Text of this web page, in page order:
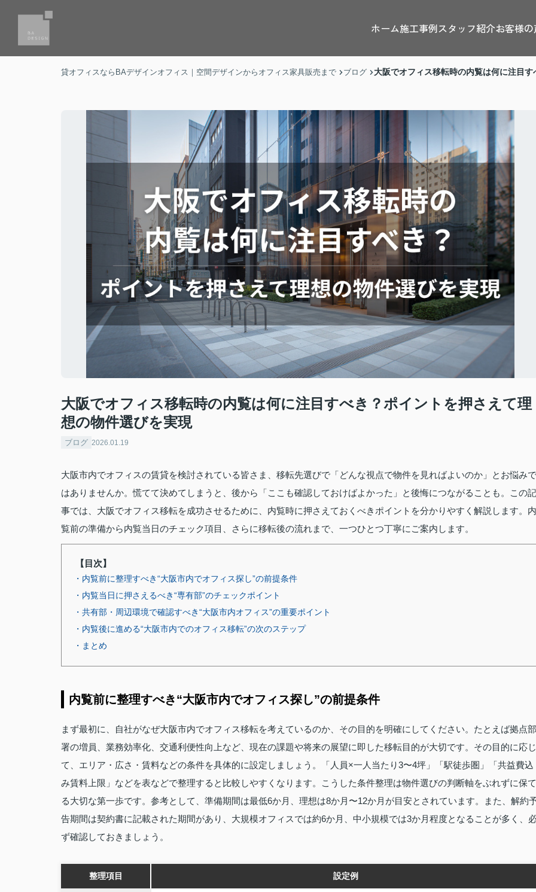
ホーム施工事例スタッフ紹介お客様
貸オフィスならBAデザインオフィス｜空間デザインからオフィス家具販売まで ブログ 大阪でオフィス移転時の内覧は何に注目
大阪でオフィス移転時の内覧は何に注目すべき？ポイントを押さえて理
想の物件選びを実現
ブログ 2026.01.19
大阪市内でオフィスの賃貸を検討されている皆さま、移転先選びで「どんな視点で物件を見ればよいのか」とお悩みで
はありませんか。慌てて決めてしまうと、後から「ここも確認しておけばよかった」と後悔につながることも。この記
事では、大阪でオフィス移転を成功させるために、内覧時に押さえておくべきポイントを分かりやすく解説します。内
覧前の準備から内覧当日のチェック項目、さらに移転後の流れまで、一つひとつ丁寧にご案内します。
【目次】
・内覧前に整理すべき“大阪市内でオフィス探し”の前提条件
・内覧当日に押さえるべき“専有部”のチェックポイント
・共有部・周辺環境で確認すべき“大阪市内オフィス”の重要ポイント
・内覧後に進める“大阪市内でのオフィス移転”の次のステップ
・まとめ
内覧前に整理すべき“大阪市内でオフィス探し”の前提条件
まず最初に、自社がなぜ大阪市内でオフィス移転を考えているのか、その目的を明確にしてください。たとえば拠点部
署の増員、業務効率化、交通利便性向上など、現在の課題や将来の展望に即した移転目的が大切です。その目的に応じ
て、エリア・広さ・賃料などの条件を具体的に設定しましょう。「人員×一人当たり3〜4坪」「駅徒歩圏」「共益費込
み賃料上限」などを表などで整理すると比較しやすくなります。こうした条件整理は物件選びの判断軸をぶれずに保て
る大切な第一歩です。参考として、準備期間は最低6か月、理想は8か月〜12か月が目安とされています。また、解約
告期間は契約書に記載された期間があり、大規模オフィスでは約6か月、中小規模では3か月程度となることが多く、
ず確認しておきましょう。
整理項目 設定例